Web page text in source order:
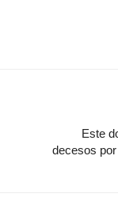
Este
decesos